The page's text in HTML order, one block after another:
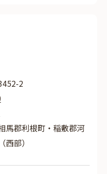
2
馬郡利根町・稲敷郡河
部）